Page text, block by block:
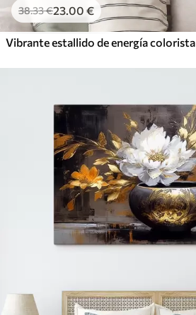
38.33€23.00 €
Vibrante estallido de energía colorista